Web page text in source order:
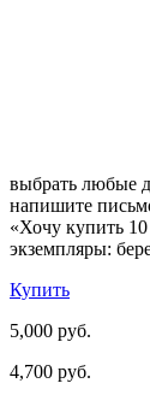
выбрать любые
напишите
«Хочу купить
экземпляры:
Купить
5,000 руб.
4,700 руб.